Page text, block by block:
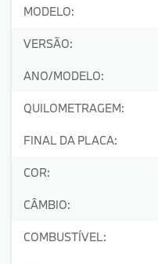
MODELO:
VERSÃO:
ANO/MODELO:
QUILOMETRAGEM:
FINAL DA PLACA:
COR:
CÂMBIO:
COMBUSTÍVEL: